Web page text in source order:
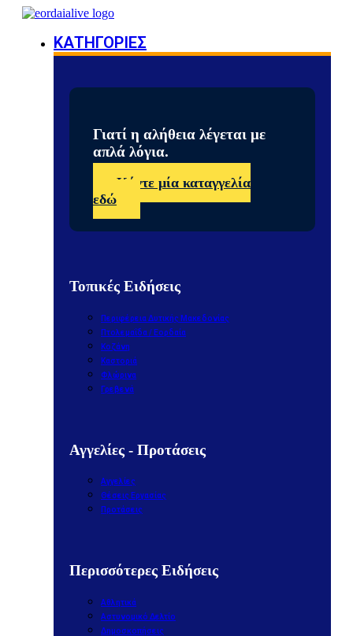
ΚΑΤΗΓΟΡΙΕΣ
Γιατί η αλήθεια λέγεται με
απλά λόγια.
Κάντε μία καταγγελία
εδώ
Τοπικές Ειδήσεις
Περιφέρεια Δυτικής Μακεδονίας
Πτολεμαΐδα / Εορδαία
Κοζάνη
Καστοριά
Φλώρινα
Γρεβενά
Αγγελίες - Προτάσεις
Αγγελίες
Θέσεις Εργασίας
Προτάσεις
Περισσότερες Ειδήσεις
Αθλητικά
Αστυνομικό Δελτίο
Δημοσκοπήσεις